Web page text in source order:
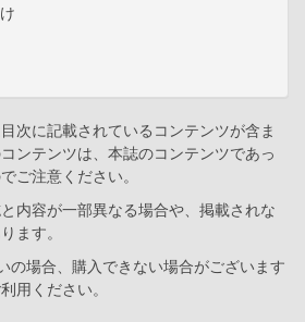
次に記載されているコンテンツが含ま
ンテンツは、本誌のコンテンツであっ
ご注意ください。
内容が一部異なる場合や、掲載されな
ます。
の場合、購入できない場合がございます
用ください。